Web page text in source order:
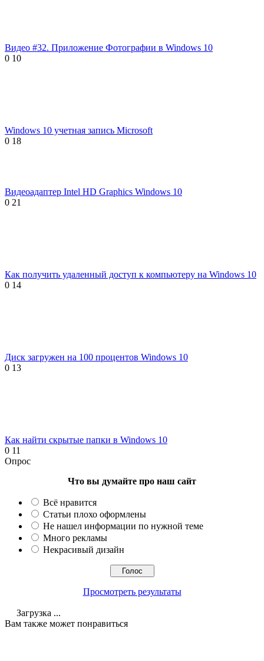
Видео #32. Приложение Фотографии в Windows 10
0 10
Windows 10 учетная запись Microsoft
0 18
Видеоадаптер Intel HD Graphics Windows 10
0 21
Как получить удаленный доступ к компьютеру на Windows 10
0 14
Диск загружен на 100 процентов Windows 10
0 13
Как найти скрытые папки в Windows 10
0 11
Опрос
Что вы думайте про наш сайт
Всё нравится
Статьи плохо оформлены
Не нашел информации по нужной теме
Много рекламы
Некрасивый дизайн
Просмотреть результаты
Загрузка ...
Вам также может понравиться